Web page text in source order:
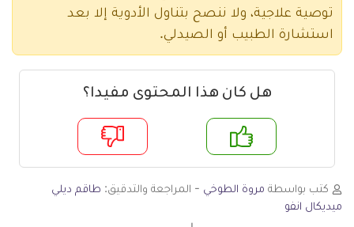
توصية علاجية، ولا ننصح بتناول الأدوية إلا بعد
استشارة الطبيب أو الصيدلي.
هل كان هذا المحتوى مفيدا؟
لا
كتب بواسطة مروة الطوخي - المراجعة والتدقيق: طاقم ديلي
ميديكال انفو